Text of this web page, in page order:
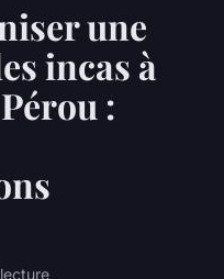
une
incas à
: